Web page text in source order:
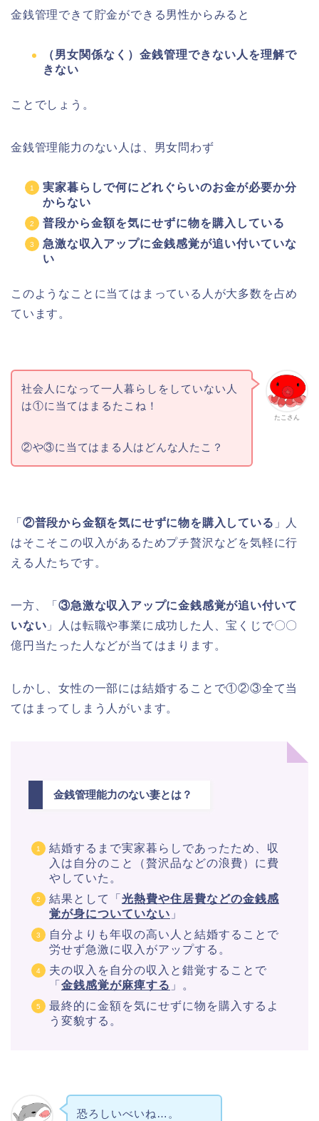
金銭管理できて貯金ができる男性からみると
（男女関係なく）金銭管理できない人を理解で
きない
ことでしょう。
金銭管理能力のない人は、男女問わず
実家暮らしで何にどれぐらいのお金が必要か分
からない
普段から金額を気にせずに物を購入している
急激な収入アップに金銭感覚が追い付いていな
い
このようなことに当てはまっている人が大多数を占め
ています。
たこさん
社会人になって一人暮らしをしていない人
は①に当てはまるたこね！
②や③に当てはまる人はどんな人たこ？
「 ②普段から金額を気にせずに物を購入している 」人
はそこそこの収入があるためプチ贅沢などを気軽に行
える人たちです。
一方、「③急激な収入アップに金銭感覚が追い付いて
いない 」人は転職や事業に成功した人、宝くじで〇〇
億円当たった人などが当てはまります。
しかし、女性の一部には結婚することで①②③全て当
てはまってしまう人がいます。
金銭管理能力のない妻とは？
結婚するまで実家暮らしであったため、収
入は自分のこと（贅沢品などの浪費）に費
やしていた。
結果として「 光熱費や住居費などの金銭感
覚が身についていない 」
自分よりも年収の高い人と結婚することで
労せず急激に収入がアップする。
夫の収入を自分の収入と錯覚することで
「 金銭感覚が麻痺する 」。
最終的に金額を気にせずに物を購入するよ
う変貌する。
恐ろしいべいね…。